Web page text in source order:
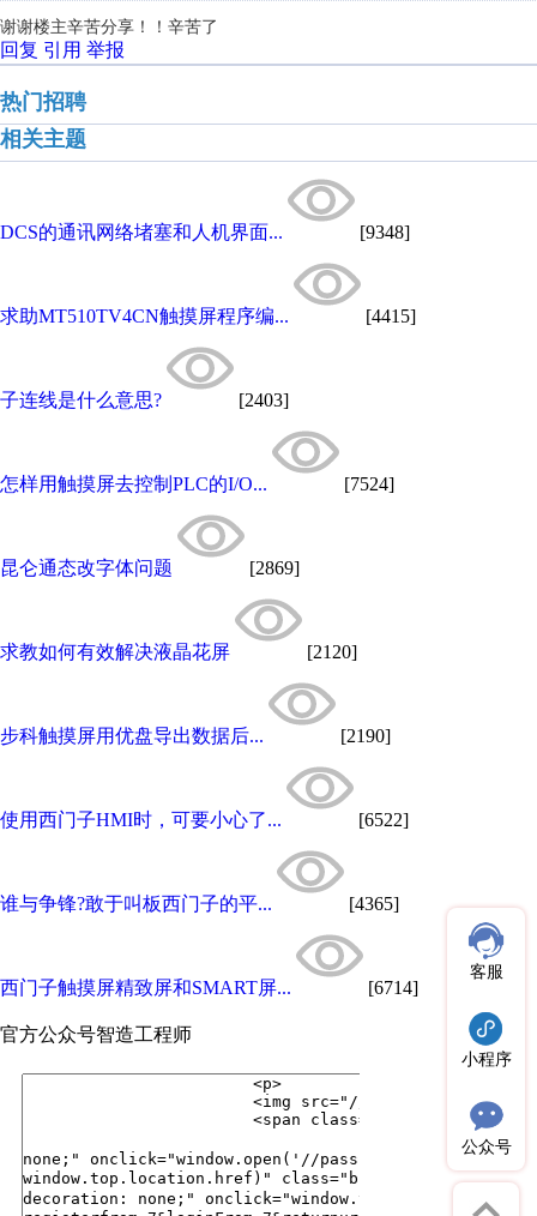
谢谢楼主辛苦分享！！辛苦了
回复 引用 举报
热门招聘
相关主题
DCS的通讯网络堵塞和人机界面... [9348]
求助MT510TV4CN触摸屏程序编... [4415]
子连线是什么意思? [2403]
怎样用触摸屏去控制PLC的I/O... [7524]
昆仑通态改字体问题 [2869]
求教如何有效解决液晶花屏 [2120]
步科触摸屏用优盘导出数据后... [2190]
使用西门子HMI时，可要小心了... [6522]
谁与争锋?敢于叫板西门子的平... [4365]
西门子触摸屏精致屏和SMART屏... [6714]
官方公众号智造工程师
客服
小程序
公众号